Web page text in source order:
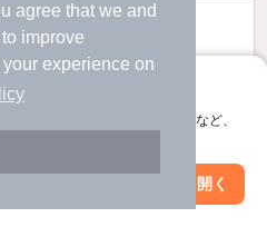
agree that we and
improve
experience on
クサクお部屋探し
。マップ検索やお気に入り保存など、
アプリを開く
）
不要
絞り込み条件を変更